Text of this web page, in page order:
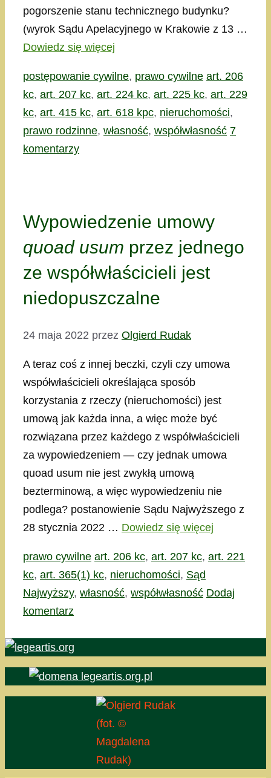
pogorszenie stanu technicznego budynku?
(wyrok Sądu Apelacyjnego w Krakowie z 13 …
Dowiedz się więcej
Kategorie
postępowanie cywilne, prawo cywilne Tagi
art. 206
kc, art. 207 kc, art. 224 kc, art. 225 kc, art. 229
kc, art. 415 kc, art. 618 kpc, nieruchomości,
prawo rodzinne, własność, współwłasność 7
komentarzy
Wypowiedzenie umowy
quoad usum przez jednego
ze współwłaścicieli jest
niedopuszczalne
24 maja 2022 przez Olgierd Rudak
A teraz coś z innej beczki, czyli czy umowa
współwłaścicieli określająca sposób
korzystania z rzeczy (nieruchomości) jest
umową jak każda inna, a więc może być
rozwiązana przez każdego z współwłaścicieli
za wypowiedzeniem — czy jednak umowa
quoad usum nie jest zwykłą umową
bezterminową, a więc wypowiedzeniu nie
podlega? postanowienie Sądu Najwyższego z
28 stycznia 2022 … Dowiedz się więcej
Kategorie
prawo cywilne Tagi
art. 206 kc, art. 207 kc, art. 221
kc, art. 365(1) kc, nieruchomości, Sąd
Najwyższy, własność, współwłasność Dodaj
komentarz
(fot. ©
Magdalena
Rudak)